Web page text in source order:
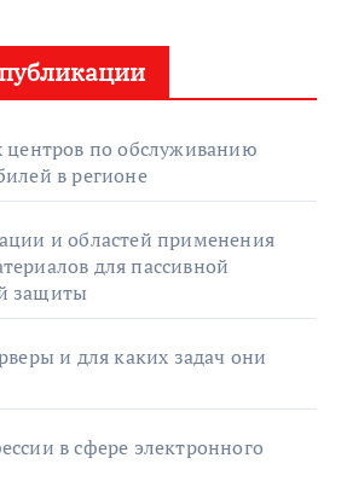
центров по обслуживанию
в регионе
и областей применения
для пассивной
защиты
и для каких задач они
в сфере электронного